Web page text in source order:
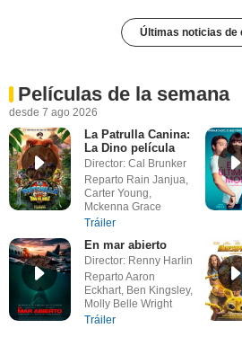
Últimas noticias de
Películas de la semana
desde 7 ago 2026
La Patrulla Canina:
La Dino película
Director: Cal Brunker
Reparto Rain Janjua,
Carter Young,
Mckenna Grace
Tráiler
En mar abierto
Director: Renny Harlin
Reparto Aaron
Eckhart, Ben Kingsley,
Molly Belle Wright
Tráiler